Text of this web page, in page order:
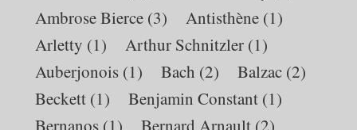
Ambrose Bierce (3) Antisthène (1)
Arletty (1) Arthur Schnitzler (1)
Auberjonois (1) Bach (2) Balzac (2)
Beckett (1) Benjamin Constant (1)
Bernanos (1) Bernard Arnault (2)